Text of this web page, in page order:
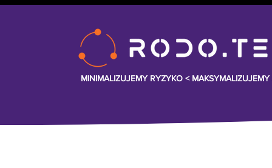
MINIMALIZUJEMY RYZYKO <